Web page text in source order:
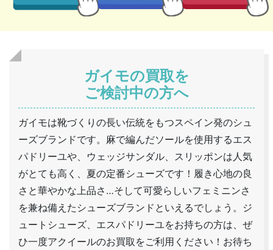
ガイモの買取を
ご検討中の方へ
ガイモは靴づくりの長い伝統をもつスペイン発のシュ
ーズブランドです。麻で編んだソールを使用するエス
パドリーユや、ウェッジサンダル、スリッポンは人気
がとても高く、夏の定番シューズです！履き心地の良
さと華やかな上品さ…そして可愛らしいフェミニンさ
を兼ね備えたシューズブランドといえるでしょう。ジ
ュートシューズ、エスパドリーユをお持ちの方は、ぜ
ひ一度アクイールのお買取をご利用ください！お待ち